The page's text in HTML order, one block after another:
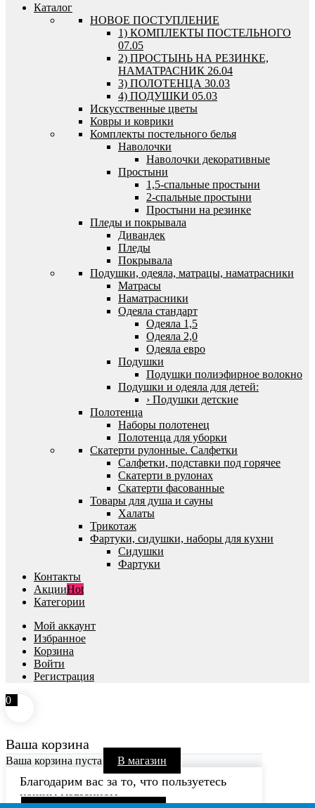
Каталог
HОВОЕ ПОСТУПЛЕНИЕ
1) КОМПЛЕКТЫ ПОСТЕЛЬНОГО
07.05
2) ПРОСТЫНЬ НА РЕЗИНКЕ,
НАМАТРАСНИК 26.04
3) ПОЛОТЕНЦА 30.03
4) ПОДУШКИ 05.03
Искусственные цветы
Ковры и коврики
Комплекты постельного белья
Наволочки
Наволочки декоративные
Простыни
1,5-спальные простыни
2-спальные простыни
Простыни на резинке
Пледы и покрывала
Дивандек
Пледы
Покрывала
Подушки, одеяла, матрацы, наматрасники
Матрасы
Наматрасники
Одеяла стандарт
Одеяла 1,5
Одеяла 2,0
Одеяла евро
Подушки
Подушки полиэфирное волокно
Подушки и одеяла для детей:
› Подушки детские
Полотенца
Наборы полотенец
Полотенца для уборки
Скатерти рулонные. Салфетки
Салфетки, подставки под горячее
Скатерти в рулонах
Скатерти фасованные
Товары для душа и сауны
Халаты
Трикотаж
Фартуки, сидушки, наборы для кухни
Сидушки
Фартуки
Контакты
АкцииHot
Категории
Мой аккаунт
Избранное
Корзина
Войти
Регистрация
0
Ваша корзина
Ваша корзина пуста В магазин
Благодарим вас за то, что пользуетесь
нашим магазином